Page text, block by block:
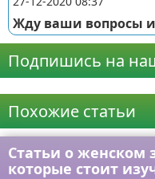
Жду ваши вопросы
Подпишись на
Похожие статьи
Статьи о женском
которые стоит